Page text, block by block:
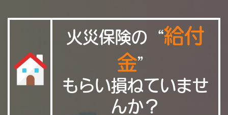
火災保険の“給付
金”
もらい損ねていませ
んか？